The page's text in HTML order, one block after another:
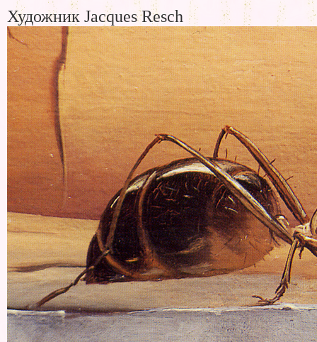
Художник Jacques Resch